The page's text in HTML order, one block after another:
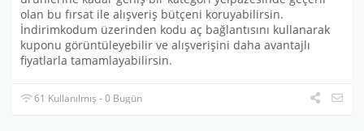
olan bu fırsat ile alışveriş bütçeni koruyabilirsin.
İndirimkodum üzerinden kodu aç bağlantısını kullanarak
kuponu görüntüleyebilir ve alışverişini daha avantajlı
fiyatlarla tamamlayabilirsin.
61 Kullanılmış - 0 Bugün